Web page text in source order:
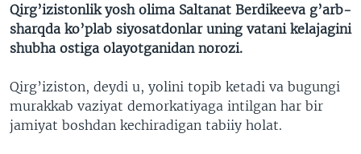
Qirg’izistonlik yosh olima Saltanat Berdikeeva g’arb-
sharqda ko’plab siyosatdonlar uning vatani kelajagini
shubha ostiga olayotganidan norozi.
Qirg’iziston, deydi u, yolini topib ketadi va bugungi
murakkab vaziyat demorkatiyaga intilgan har bir
jamiyat boshdan kechiradigan tabiiy holat.